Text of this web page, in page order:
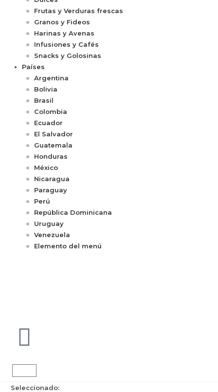
Frutas y Verduras frescas
Granos y Fideos
Harinas y Avenas
Infusiones y Cafés
Snacks y Golosinas
Países
Argentina
Bolivia
Brasil
Colombia
Ecuador
El Salvador
Guatemala
Honduras
México
Nicaragua
Paraguay
Perú
República Dominicana
Uruguay
Venezuela
Elemento del menú
Seleccionado: